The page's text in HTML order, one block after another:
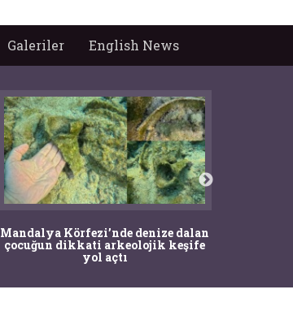
Galeriler English News
Mandalya Körfezi’nde denize dalan
çocuğun dikkati arkeolojik keşife
yol açtı